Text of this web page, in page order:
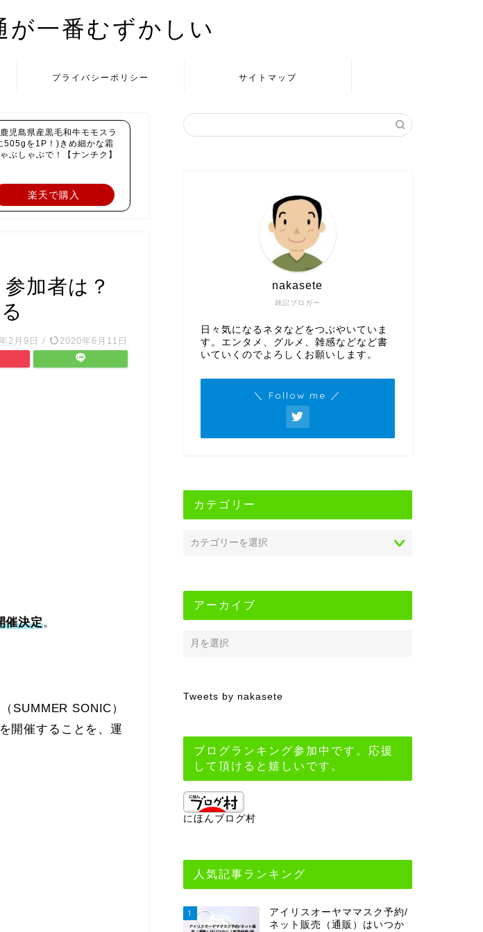
一番むずかしい
プライバシーポリシー サイトマップ
児島県産黒毛和牛モモスラ
を1P！)きめ細かな霜
ぶしゃぶで！【ナンチク】
楽天で購入
加者は？
2月9日 / 2020年6月11日
催決定。
SUMMER SONIC）
開催することを、運
雑記ブロガー
nakasete
日々気になるネタなどをつぶやいていま
す。エンタメ、グルメ、雑感などなど書
いていくのでよろしくお願いします。
＼ Follow me ／
カテゴリー
アーカイブ
Tweets by nakasete
ブログランキング参加中です。応援
して頂けると嬉しいです。
にほんブログ村
人気記事ランキング
1
アイリスオーヤママスク予約/
ネット販売（通販）はいつか